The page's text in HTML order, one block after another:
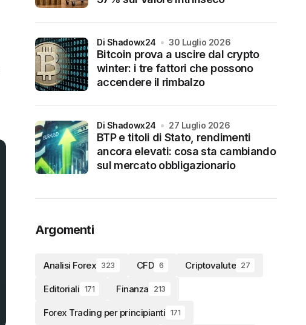
Bitcoin prova a uscire dal crypto
winter: i tre fattori che possono
accendere il rimbalzo
di Shadowx24 30 Luglio 2026
BTP e titoli di Stato, rendimenti
ancora elevati: cosa sta cambiando
sul mercato obbligazionario
di Shadowx24 27 Luglio 2026
Argomenti
Analisi Forex 323 CFD 6 Criptovalute 27
Editoriali 171 Finanza 213
Forex Trading per principianti 171